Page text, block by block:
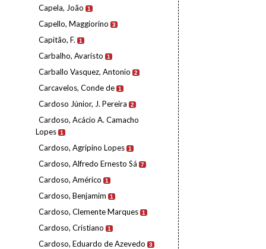
Capela, João 1
Capello, Maggiorino 3
Capitão, F. 1
Carbalho, Avaristo 1
Carballo Vasquez, Antonio 2
Carcavelos, Conde de 1
Cardoso Júnior, J. Pereira 2
Cardoso, Acácio A. Camacho
Lopes 1
Cardoso, Agripino Lopes 1
Cardoso, Alfredo Ernesto Sá 7
Cardoso, Américo 1
Cardoso, Benjamim 1
Cardoso, Clemente Marques 1
Cardoso, Cristiano 1
Cardoso, Eduardo de Azevedo 3